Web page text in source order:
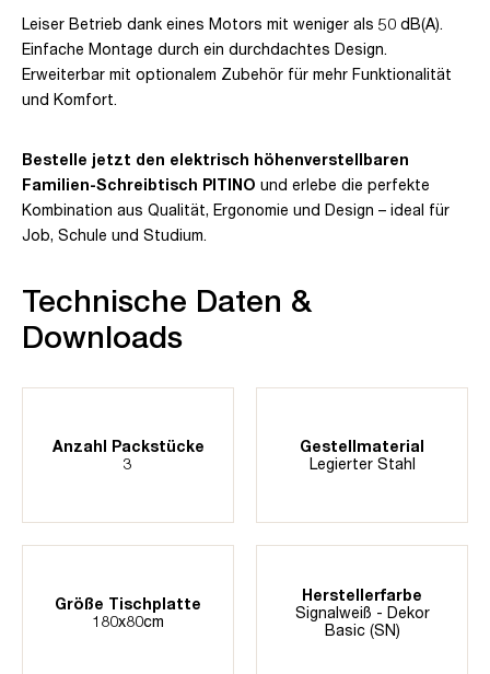
Leiser Betrieb dank eines Motors mit weniger als 50 dB(A).
Einfache Montage durch ein durchdachtes Design.
Erweiterbar mit optionalem Zubehör für mehr Funktionalität
und Komfort.
Bestelle jetzt den elektrisch höhenverstellbaren
Familien-Schreibtisch PITINO und erlebe die perfekte
Kombination aus Qualität, Ergonomie und Design – ideal für
Job, Schule und Studium.
Technische Daten &
Downloads
Anzahl Packstücke
3
Gestellmaterial
Legierter Stahl
Größe Tischplatte
180x80cm
Herstellerfarbe
Signalweiß - Dekor
Basic (SN)